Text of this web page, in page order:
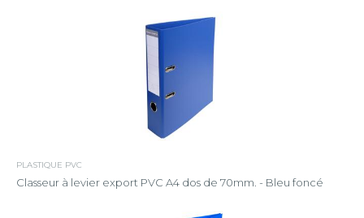
PLASTIQUE PVC
Classeur à levier export PVC A4 dos de 70mm. - Bleu foncé